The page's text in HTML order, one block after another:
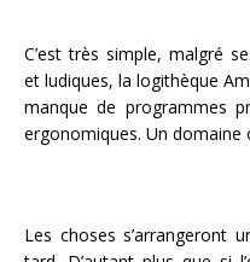
C’est très simple, malgré
et ludiques, la logithèque
manque de programmes
ergonomiques. Un domaine
Les choses s’arrangeront